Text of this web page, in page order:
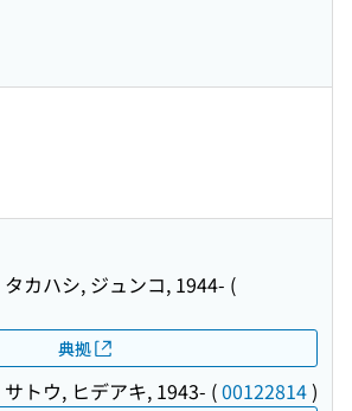
タカハシ, ジュンコ, 1944- (
典拠
サトウ, ヒデアキ, 1943- (00122814)